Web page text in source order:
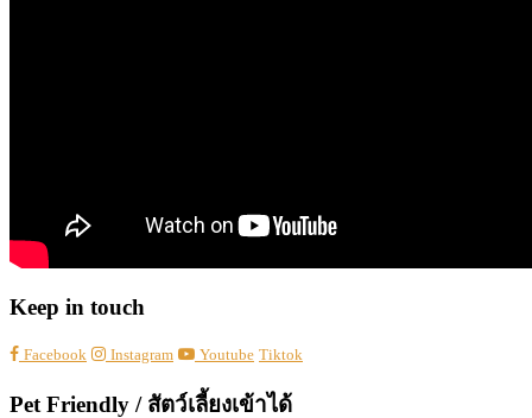
Keep in touch
Facebook Instagram Youtube Tiktok
Pet Friendly / สัตว์เลี้ยงเข้าได้